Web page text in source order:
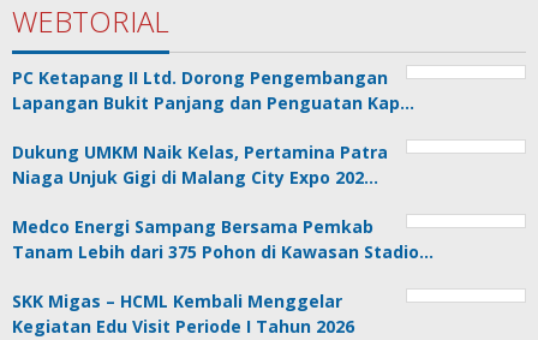
WEBTORIAL
PC Ketapang II Ltd. Dorong Pengembangan
Lapangan Bukit Panjang dan Penguatan Kap…
Dukung UMKM Naik Kelas, Pertamina Patra
Niaga Unjuk Gigi di Malang City Expo 202…
Medco Energi Sampang Bersama Pemkab
Tanam Lebih dari 375 Pohon di Kawasan Stadio…
SKK Migas – HCML Kembali Menggelar
Kegiatan Edu Visit Periode I Tahun 2026